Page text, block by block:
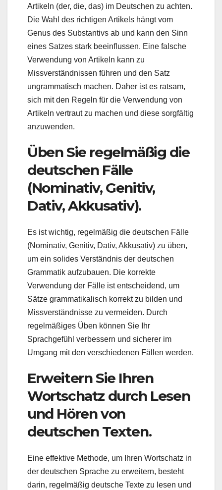
Artikeln (der, die, das) im Deutschen zu achten.
Die Wahl des richtigen Artikels hängt vom
Genus des Substantivs ab und kann den Sinn
eines Satzes stark beeinflussen. Eine falsche
Verwendung von Artikeln kann zu
Missverständnissen führen und den Satz
ungrammatisch machen. Daher ist es ratsam,
sich mit den Regeln für die Verwendung von
Artikeln vertraut zu machen und diese sorgfältig
anzuwenden.
Üben Sie regelmäßig die
deutschen Fälle
(Nominativ, Genitiv,
Dativ, Akkusativ).
Es ist wichtig, regelmäßig die deutschen Fälle
(Nominativ, Genitiv, Dativ, Akkusativ) zu üben,
um ein solides Verständnis der deutschen
Grammatik aufzubauen. Die korrekte
Verwendung der Fälle ist entscheidend, um
Sätze grammatikalisch korrekt zu bilden und
Missverständnisse zu vermeiden. Durch
regelmäßiges Üben können Sie Ihr
Sprachgefühl verbessern und sicherer im
Umgang mit den verschiedenen Fällen werden.
Erweitern Sie Ihren
Wortschatz durch Lesen
und Hören von
deutschen Texten.
Eine effektive Methode, um Ihren Wortschatz in
der deutschen Sprache zu erweitern, besteht
darin, regelmäßig deutsche Texte zu lesen und